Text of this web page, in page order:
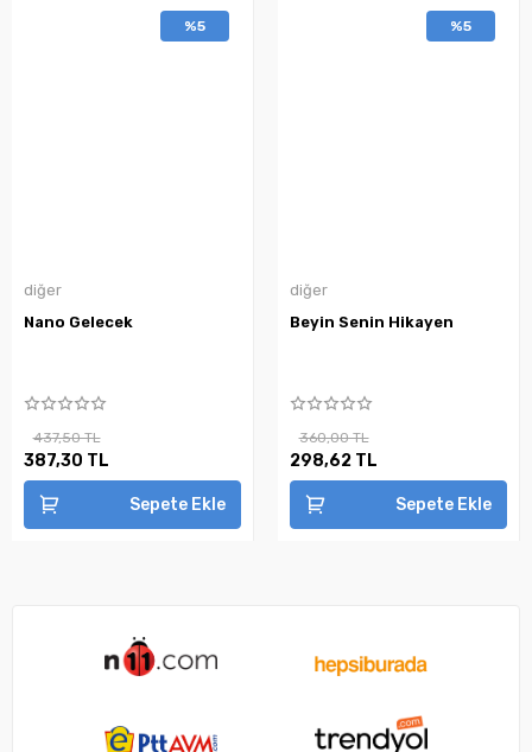
%5
diğer
Nano Gelecek
437,50 TL
387,30 TL
Sepete Ekle
%5
diğer
Beyin Senin Hikayen
360,00 TL
298,62 TL
Sepete Ekle